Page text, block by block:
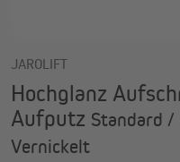
JAROLIFT
Hochglanz
Aufputz Standard
Vernickelt